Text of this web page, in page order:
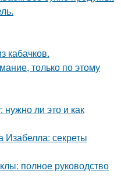
кабачков.
только по этому
нужно ли это и как
Изабелла: секреты
полное руководство